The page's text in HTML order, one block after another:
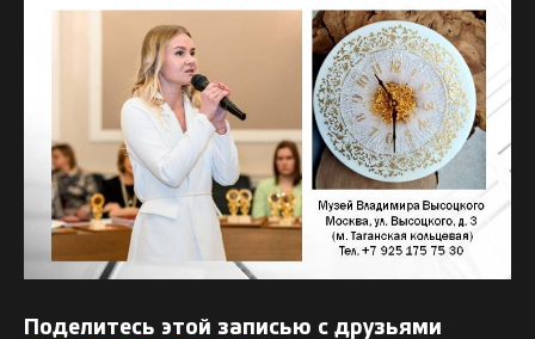
Поделитесь этой записью с друзьями